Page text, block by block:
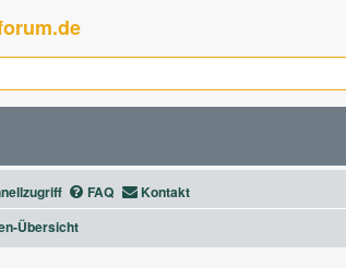
FAQ Kontakt
Übersicht